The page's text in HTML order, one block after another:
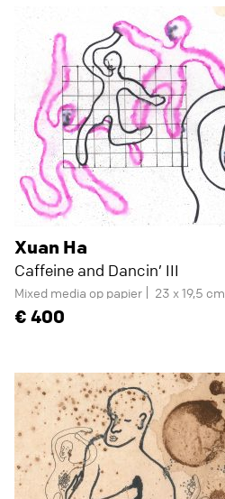
Xuan Ha
Caffeine and Dancin’ III
Mixed media op papier 23 x 19,5 cm
400